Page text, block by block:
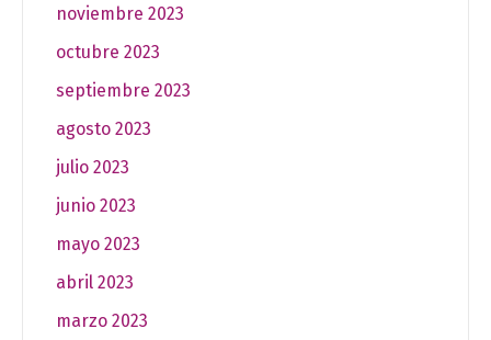
noviembre 2023
octubre 2023
septiembre 2023
agosto 2023
julio 2023
junio 2023
mayo 2023
abril 2023
marzo 2023